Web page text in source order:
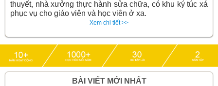
thuyết, nhà xưởng thực hành sửa chữa, có khu ký túc xá
phục vụ cho giáo viên và học viên ở xa.
Xem chi tiết >>
BÀI VIẾT MỚI NHẤT